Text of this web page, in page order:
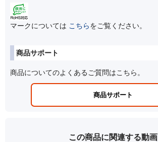
マークについては こちらをご覧ください。
商品サポート
商品についてのよくあるご質問はこちら。
商品サポート
この商品に関連する動画